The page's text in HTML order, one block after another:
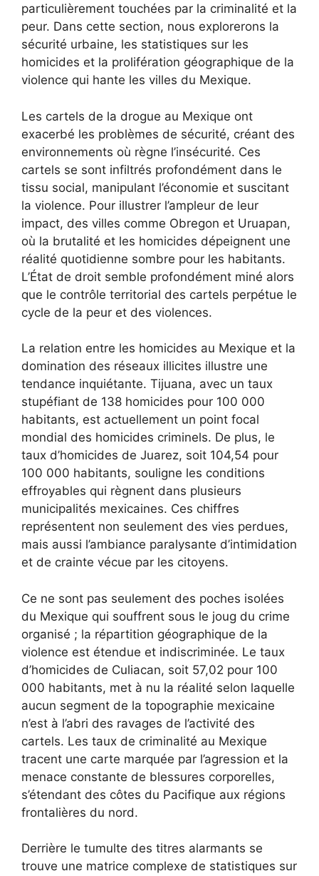
particulièrement touchées par la criminalité et la
peur. Dans cette section, nous explorerons la
sécurité urbaine, les statistiques sur les
homicides et la prolifération géographique de la
violence qui hante les villes du Mexique.
Les cartels de la drogue au Mexique ont
exacerbé les problèmes de sécurité, créant des
environnements où règne l’insécurité. Ces
cartels se sont infiltrés profondément dans le
tissu social, manipulant l’économie et suscitant
la violence. Pour illustrer l’ampleur de leur
impact, des villes comme Obregon et Uruapan,
où la brutalité et les homicides dépeignent une
réalité quotidienne sombre pour les habitants.
L’État de droit semble profondément miné alors
que le contrôle territorial des cartels perpétue le
cycle de la peur et des violences.
La relation entre les homicides au Mexique et la
domination des réseaux illicites illustre une
tendance inquiétante. Tijuana, avec un taux
stupéfiant de 138 homicides pour 100 000
habitants, est actuellement un point focal
mondial des homicides criminels. De plus, le
taux d’homicides de Juarez, soit 104,54 pour
100 000 habitants, souligne les conditions
effroyables qui règnent dans plusieurs
municipalités mexicaines. Ces chiffres
représentent non seulement des vies perdues,
mais aussi l’ambiance paralysante d’intimidation
et de crainte vécue par les citoyens.
Ce ne sont pas seulement des poches isolées
du Mexique qui souffrent sous le joug du crime
organisé ; la répartition géographique de la
violence est étendue et indiscriminée. Le taux
d’homicides de Culiacan, soit 57,02 pour 100
000 habitants, met à nu la réalité selon laquelle
aucun segment de la topographie mexicaine
n’est à l’abri des ravages de l’activité des
cartels. Les taux de criminalité au Mexique
tracent une carte marquée par l’agression et la
menace constante de blessures corporelles,
s’étendant des côtes du Pacifique aux régions
frontalières du nord.
Derrière le tumulte des titres alarmants se
trouve une matrice complexe de statistiques sur